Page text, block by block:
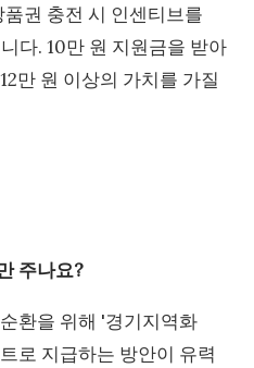
권 충전 시 인센티브를
다. 10만 원 지원금을 받아
만 원 이상의 가치를 가질
주나요?
환을 위해 '경기지역화
로 지급하는 방안이 유력